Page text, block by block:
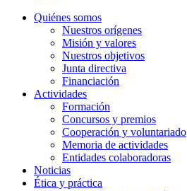
Quiénes somos
Nuestros orígenes
Misión y valores
Nuestros objetivos
Junta directiva
Financiación
Actividades
Formación
Concursos y premios
Cooperación y voluntariado
Memoria de actividades
Entidades colaboradoras
Noticias
Ética y práctica